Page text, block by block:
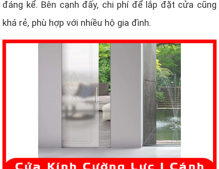
đáng kể. Bên cạnh đấy, chi phí để lắp đặt cửa cũng
khá rẻ, phù hợp với nhiều hộ gia đình.